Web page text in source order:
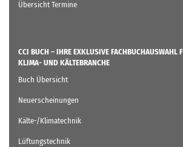
Übersicht Termine
CCI BUCH – IHRE EXKLUSIVE FACHBUCHAUSWAHL
KLIMA- UND KÄLTEBRANCHE
Buch Übersicht
Neuerscheinungen
Kälte-/Klimatechnik
Lüftungstechnik